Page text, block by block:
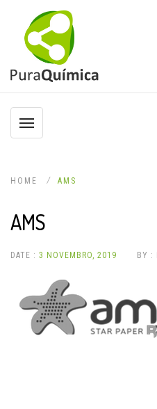
HOME AMS
AMS
DATE : 3 NOVEMBRO, 2019 BY :